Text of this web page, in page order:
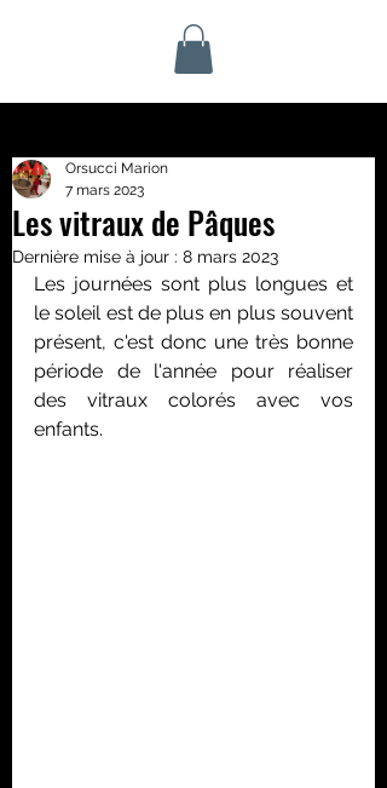
Les vitraux de Pâques
Orsucci Marion
7 mars 2023
Dernière mise à jour : 8 mars 2023
Les journées sont plus longues et
le soleil est de plus en plus souvent
présent, c'est donc une très bonne
période de l'année pour réaliser
des vitraux colorés avec vos
enfants.